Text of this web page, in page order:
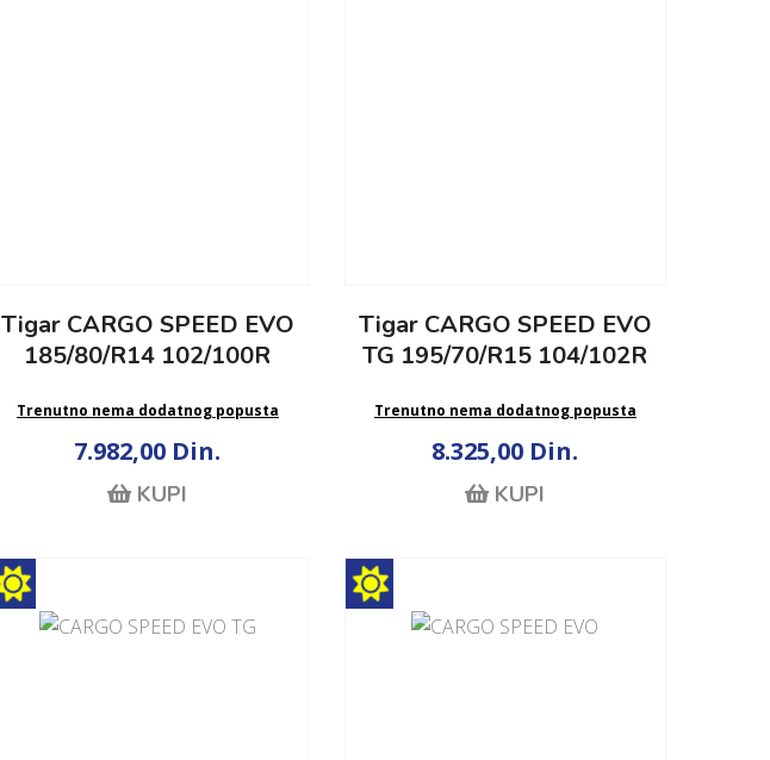
Tigar CARGO SPEED EVO
185/80/R14 102/100R
Trenutno nema dodatnog popusta
7.982,00 Din.
KUPI
Tigar CARGO SPEED EVO
TG 195/70/R15 104/102R
Trenutno nema dodatnog popusta
8.325,00 Din.
KUPI